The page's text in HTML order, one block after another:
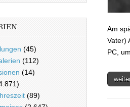
Am
Vater)
PC,
(45)
(112)
(14)
(89)